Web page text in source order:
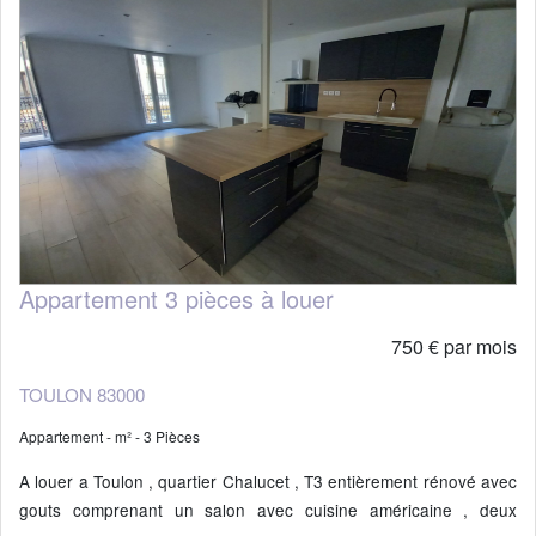
Appartement 3 pièces à louer
750 € par mois
TOULON 83000
Appartement - m² - 3 Pièces
A louer a Toulon , quartier Chalucet , T3 entièrement rénové avec
gouts comprenant un salon avec cuisine américaine , deux